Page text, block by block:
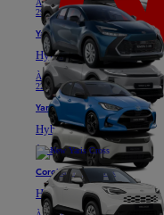
À partir de
24.611 € (HTVA)
29.739 €
Yaris
Hybride
À partir de
18.871 € (HTVA)
22.811 €
Yaris Cross
Hybride
À partir de25.576 € (HTVA)
Corolla Hatchback
Hybride